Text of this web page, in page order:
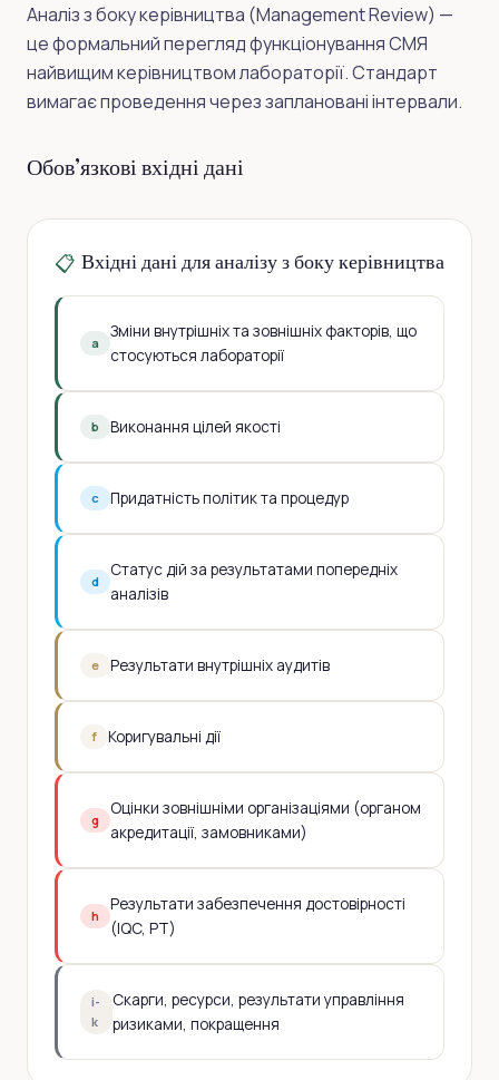
Аналіз з боку керівництва (Management Review) —
це формальний перегляд функціонування СМЯ
найвищим керівництвом лабораторії. Стандарт
вимагає проведення через заплановані інтервали.
Обов’язкові вхідні дані
📋 Вхідні дані для аналізу з боку керівництва
a
Зміни внутрішніх та зовнішніх факторів, що
стосуються лабораторії
b Виконання цілей якості
c Придатність політик та процедур
d
Статус дій за результатами попередніх
аналізів
e Результати внутрішніх аудитів
f Коригувальні дії
g
Оцінки зовнішніми організаціями (органом
акредитації, замовниками)
h
Результати забезпечення достовірності
(IQC, PT)
i-
k
Скарги, ресурси, результати управління
ризиками, покращення